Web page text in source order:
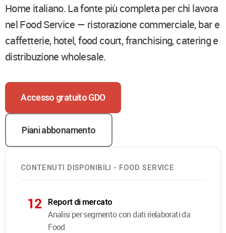
Home italiano. La fonte più completa per chi lavora
nel Food Service — ristorazione commerciale, bar e
caffetterie, hotel, food court, franchising, catering e
distribuzione wholesale.
Accesso gratuito GDO
Piani abbonamento
CONTENUTI DISPONIBILI - FOOD SERVICE
12 Report di mercato
Analisi per segmento con dati rielaborati da
Food